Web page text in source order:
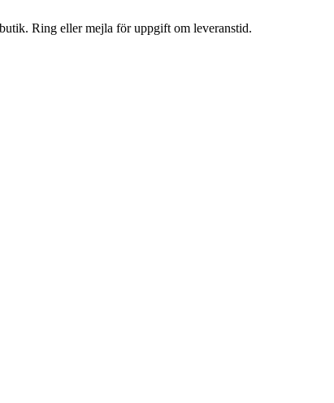
Ring eller mejla för uppgift om leveranstid.